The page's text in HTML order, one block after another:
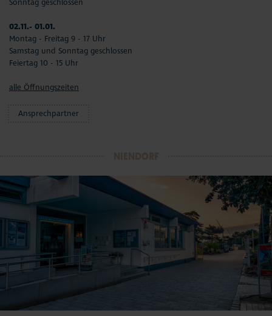
Sonntag geschlossen
02.11.- 01.01.
Montag - Freitag 9 - 17 Uhr
Samstag und Sonntag geschlossen
Feiertag 10 - 15 Uhr
alle Öffnungszeiten
Ansprechpartner